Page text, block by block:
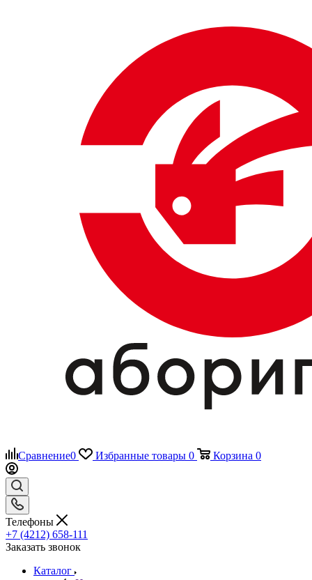
Сравнение0 Избранные товары 0 Корзина 0
Телефоны
+7 (4212) 658-111
Заказать звонок
Каталог